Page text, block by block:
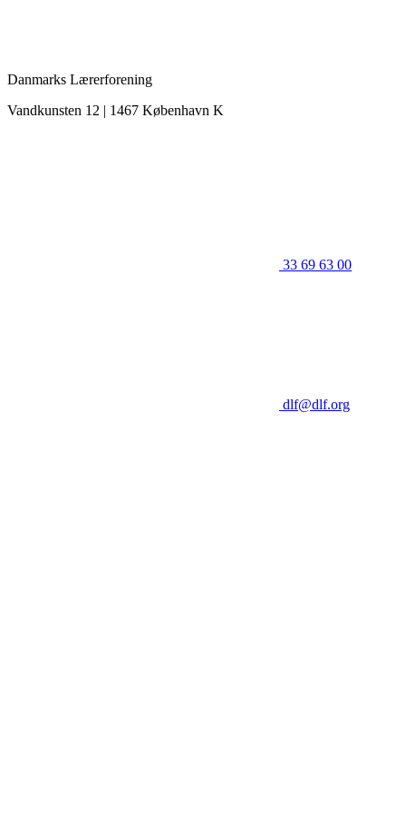
Danmarks Lærerforening
Vandkunsten 12 | 1467 København K
33 69 63 00
dlf@dlf.org